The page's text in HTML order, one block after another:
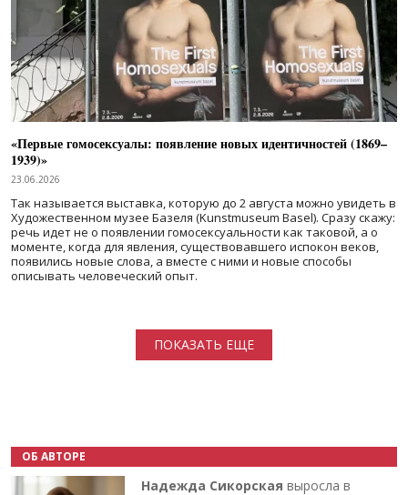
«Первые гомосексуалы: появление новых идентичностей (1869–
1939)»
23.06.2026
Так называется выставка, которую до 2 августа можно увидеть в
Художественном музее Базеля (Kunstmuseum Basel). Сразу скажу:
речь идет не о появлении гомосексуальности как таковой, а о
моменте, когда для явления, существовавшего испокон веков,
появились новые слова, а вместе с ними и новые способы
описывать человеческий опыт.
ПОКАЗАТЬ ЕЩЕ
ОБ АВТОРЕ
Надежда Сикорская выросла в